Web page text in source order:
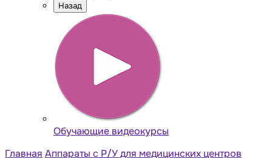
Назад
Обучающие видеокурсы
Главная Аппараты с Р/У для медицинских центров